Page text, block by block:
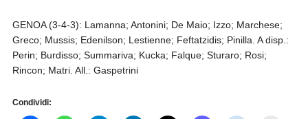
GENOA (3-4-3): Lamanna; Antonini; De Maio; Izzo; Marchese;
Greco; Mussis; Edenilson; Lestienne; Feftatzidis; Pinilla. A disp.:
Perin; Burdisso; Summariva; Kucka; Falque; Sturaro; Rosi;
Rincon; Matri. All.: Gaspetrini
Condividi: